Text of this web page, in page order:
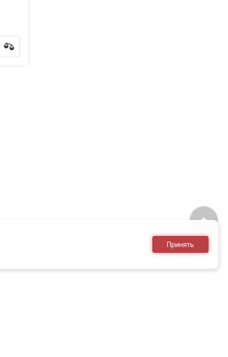
Принять